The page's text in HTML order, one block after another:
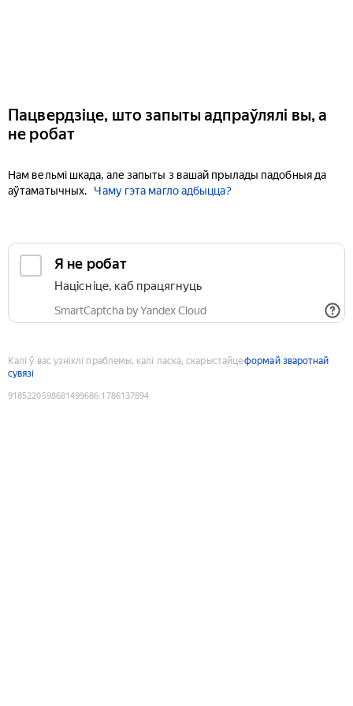
Пацвердзіце, што запыты адпраўлялі вы, а
не робат
Нам вельмі шкада, але запыты з вашай прылады падобныя да
аўтаматычных.
Чаму гэта магло адбыцца?
Я не робат
Націсніце, каб працягнуць
SmartCaptcha by Yandex Cloud
Калі ў вас узніклі праблемы, калі ласка, скарыстайцеформай зваротнай
сувязі
9185220598681499686:1786137894